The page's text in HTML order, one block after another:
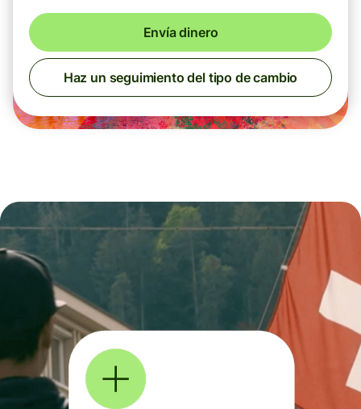
Envía dinero
Haz un seguimiento del tipo de cambio